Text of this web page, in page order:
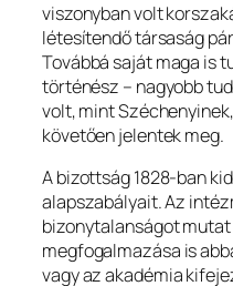
viszonyban volt
létesítendő társaság
Továbbá saját maga is
történész – nagyobb
volt, mint
követően jelentek meg.
A bizottság 1828-ban
alapszabályait. Az
bizonytalanságot
megfogalmazása is
vagy az akadémia